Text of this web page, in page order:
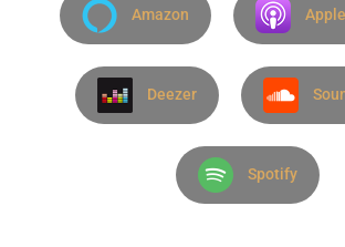
Amazon
Deezer
Spotify